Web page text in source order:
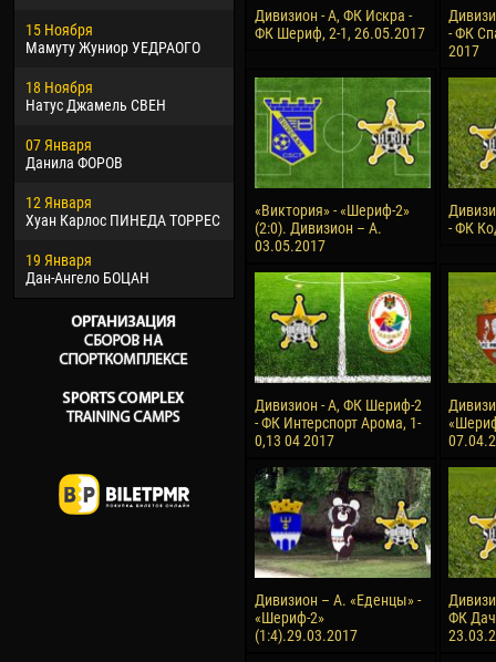
15 Ноября
Мамуту Жуниор УЕДРАОГО
18 Ноября
Натус Джамель СВЕН
07 Января
Данила ФОРОВ
12 Января
Хуан Карлос ПИНЕДА ТОРРЕС
19 Января
Дан-Ангело БОЦАН
09 Марта
Эммануэль АФЕТСЕ
Хайдер Морено АСПРИЛЬЯ
22 Марта
Самба КОНЕ
26 Марта
Витор Уго Морайс де
ОЛИВЕЙРА
Раи ЛОПЕС ДЕ ОЛИВЕЙРА
15
28
10
Дивизион - А, ФК Искра -
ФК Шериф, 2-1, 26.05.2017
- ФК
2017
«Виктория» - «Шериф-2»
(2:0). Дивизион – А.
03.05.2017
- ФК
Дивизион - А, ФК Шериф-2
- ФК Интерспорт Арома, 1-
0,13 04 2017
Дивизион – А. «Еденцы» -
«Шериф-2»
(1:4).29.03.2017
ФК